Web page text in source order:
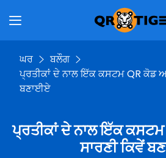
ਘਰ
ਬਲੌਗ
ਪ੍ਰਤੀਕਾਂ ਦੇ ਨਾਲ ਇੱਕ ਕਸਟਮ QR ਕੋਡ
ਬਣਾਈਏ
ਪ੍ਰਤੀਕਾਂ ਦੇ ਨਾਲ ਇੱਕ
ਸਾਰਣੀ ਕਿਵੇਂ